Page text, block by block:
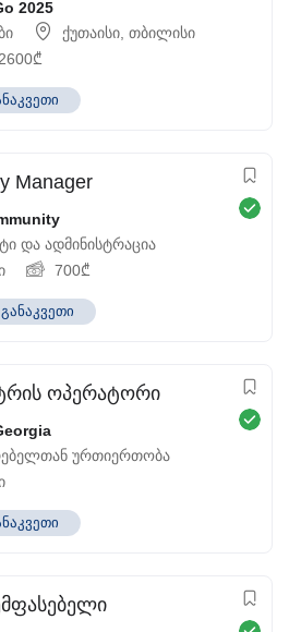
2025
ქუთაისი თბილისი
2600₾
Manager
და ადმინისტრაცია
700₾
ოპერატორი
ურთიერთობა